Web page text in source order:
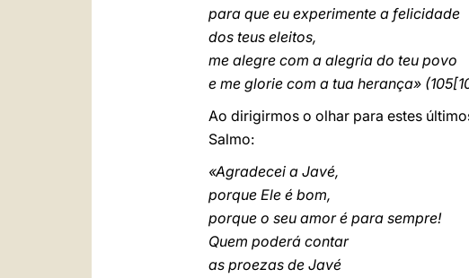
para que eu experimente a felicidade
dos teus eleitos,
me alegre com a alegria do teu povo
e me glorie com a tua herança»
Ao dirigirmos o olhar para estes
Salmo:
«Agradecei a Javé,
porque Ele é bom,
porque o seu amor é para sempre!
Quem poderá contar
as proezas de Javé